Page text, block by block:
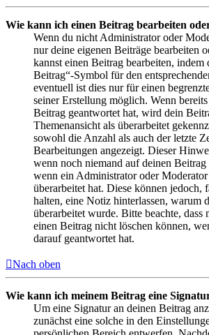
Wie kann ich einen Beitrag bearbeiten
Wenn du nicht Administrator oder
nur deine eigenen Beiträge bearbeiten
kannst einen Beitrag bearbeiten, indem
Beitrag“-Symbol für den
eventuell ist dies nur für einen
seiner Erstellung möglich. Wenn
Beitrag geantwortet hat, wird dein
Themenansicht als überarbeitet
sowohl die Anzahl als auch der letzte
Bearbeitungen angezeigt. Dieser
wenn noch niemand auf deinen
wenn ein Administrator oder
überarbeitet hat. Diese können jedoch,
halten, eine Notiz hinterlassen, warum
überarbeitet wurde. Bitte beachte, dass
einen Beitrag nicht löschen können,
darauf geantwortet hat.
Nach oben
Wie kann ich meinem Beitrag eine
Um eine Signatur an deinen Beitrag
zunächst eine solche in den